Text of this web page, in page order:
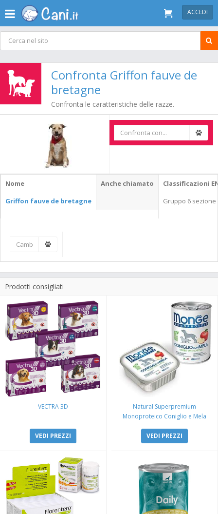
ACCEDI
Confronta Griffon fauve de
bretagne
Confronta le caratteristiche delle razze.
Nome
Griffon fauve de bretagne
Anche chiamato
Classificazioni
Gruppo 6 sezione
Prodotti consigliati
VECTRA 3D
VEDI PREZZI
Natural Superpremium
Monoproteico Coniglio e Mela
VEDI PREZZI